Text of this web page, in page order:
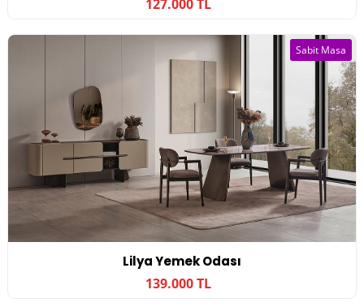
127.000 TL
Lilya Yemek Odası
139.000 TL
Sabit Masa